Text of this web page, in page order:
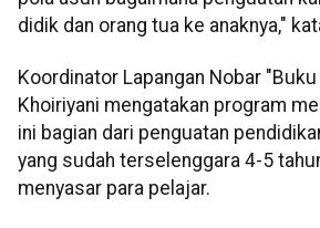
didik dan orang tua ke anaknya,"
Koordinator Lapangan Nobar
Khoiriyani mengatakan program
ini bagian dari penguatan
yang sudah terselenggara 4-5
menyasar para pelajar.